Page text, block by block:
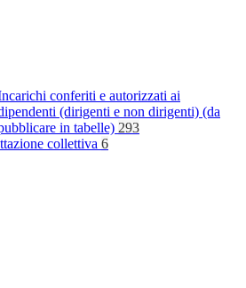
conferiti e autorizzati ai
(dirigenti e non dirigenti) (da
in tabelle) 293
collettiva 6